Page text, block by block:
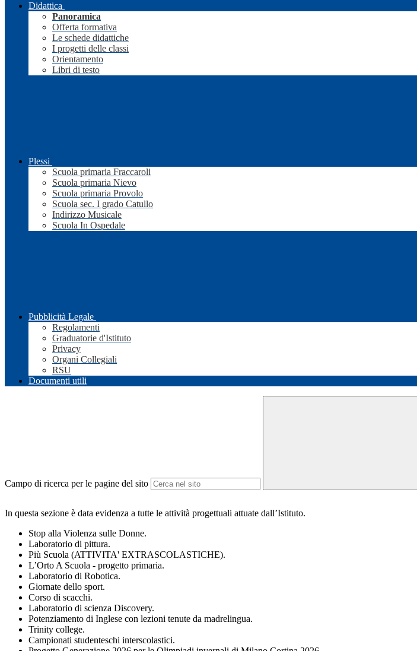
Didattica
Panoramica
Offerta formativa
Le schede didattiche
I progetti delle classi
Orientamento
Libri di testo
Plessi
Scuola primaria Fraccaroli
Scuola primaria Nievo
Scuola primaria Provolo
Scuola sec. I grado Catullo
Indirizzo Musicale
Scuola In Ospedale
Pubblicità Legale
Regolamenti
Graduatorie d'Istituto
Privacy
Organi Collegiali
RSU
Documenti utili
Campo di ricerca per le pagine del sito
In questa sezione è data evidenza a tutte le attività progettuali attuate dall’Istituto.
Stop alla Violenza sulle Donne.
Laboratorio di pittura.
Più Scuola (ATTIVITA' EXTRASCOLASTICHE).
L’Orto A Scuola - progetto primaria.
Laboratorio di Robotica.
Giornate dello sport.
Corso di scacchi.
Laboratorio di scienza Discovery.
Potenziamento di Inglese con lezioni tenute da madrelingua.
Trinity college.
Campionati studenteschi interscolastici.